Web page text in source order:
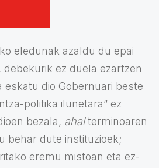
eledunak azaldu du epai
ez duela ezartzen
eskatu dio Gobernuari beste
politika ilunetara” ez
bezala, ahalterminoaren
behar dute instituzioek;
eremu mistoan eta ez-